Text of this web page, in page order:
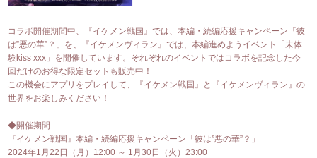
コラボ開催期間中、『イケメン戦国』では、本編・続編応援キャンペーン「彼
は”悪の華”？」を、『イケメンヴィラン』では、本編進めようイベント「未体
験kiss xxx」を開催しています。それぞれのイベントではコラボを記念した今
回だけのお得な限定セットも販売中！
この機会にアプリをプレイして、『イケメン戦国』と『イケメンヴィラン』の
世界をお楽しみください！
◆開催期間
『イケメン戦国』本編・続編応援キャンペーン「彼は”悪の華”？」
2024年1月22日（月）12:00 ～ 1月30日（火）23:00